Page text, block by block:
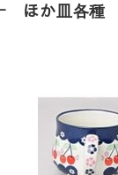
ｰ ほか皿各種